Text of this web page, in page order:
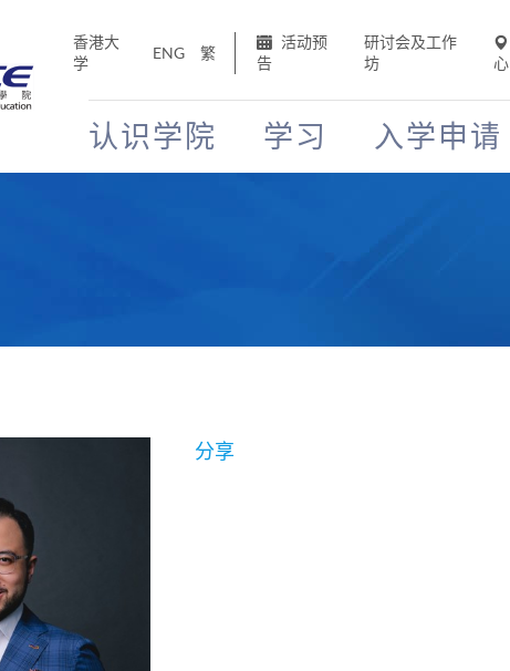
香港大
学
ENG 繁
活动预
告
研讨会及工作
坊
心
认识学院 学习 入学申请
分享